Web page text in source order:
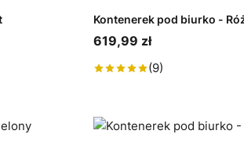
Kontenerek pod biurko -
619,99 zł
(9)